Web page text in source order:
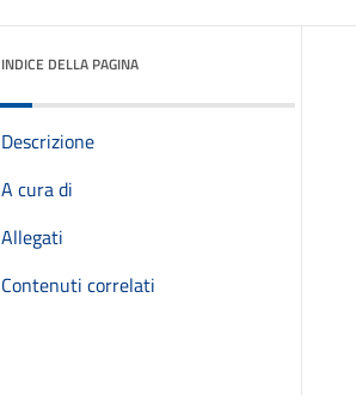
INDICE DELLA PAGINA
Descrizione
A cura di
Allegati
Contenuti correlati